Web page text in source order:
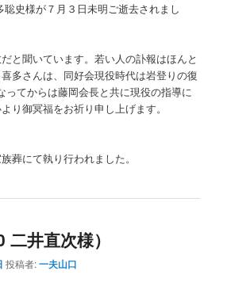
史様が７月３日未明ご逝去されまし
と聞いています。若い人の訃報はほんと
多さんは、同好会現役時代は岩登りの復
ってからは藤岡会長と共に現役の指導に
り御冥福をお祈り申し上げます。
葬にて執り行われました。
二井直次様）
投稿者:一夫山口